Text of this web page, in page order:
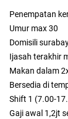
Penempatan
Umur max 30
Domisili
Ijasah terakhir
Makan dalam
Bersedia di
Shift 1 (7.00-
Gaji awal 1,2jt